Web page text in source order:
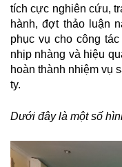
tích cực nghiên cứu,
hành, đợt thảo luận
phục vụ cho công
nhịp nhàng và hiệu
hoàn thành nhiệm vụ
ty.
Dưới đây là một số